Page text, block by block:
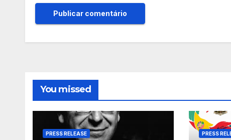
You missed
PRESS RELEASE PRESS